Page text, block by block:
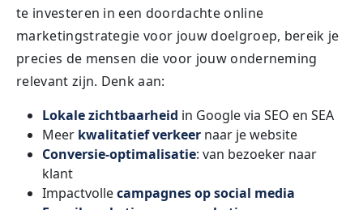
te investeren in een doordachte online
marketingstrategie voor jouw doelgroep, bereik je
precies de mensen die voor jouw onderneming
relevant zijn. Denk aan:
Lokale zichtbaarheid in Google via SEO en SEA
Meer kwalitatief verkeer naar je website
Conversie-optimalisatie: van bezoeker naar
klant
Impactvollecampagnes op social media